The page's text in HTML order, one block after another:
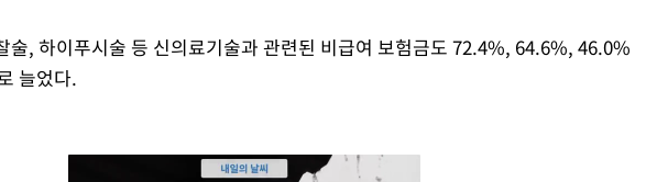
술, 하이푸시술 등 신의료기술과 관련된 비급여 보험금도 72.4%, 64.6%, 46.0%
늘었다.